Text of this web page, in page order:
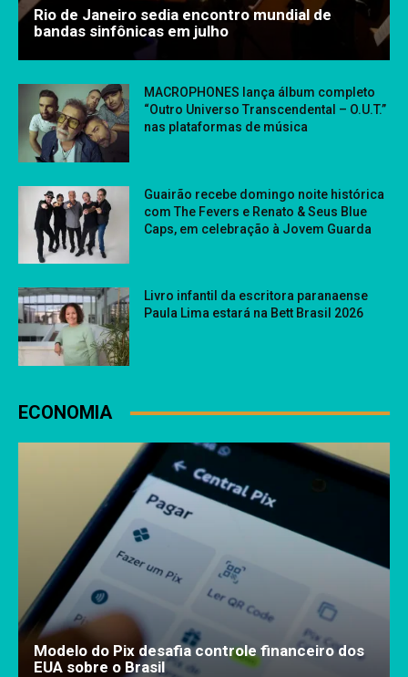
Rio de Janeiro sedia encontro mundial de
bandas sinfônicas em julho
MACROPHONES lança álbum completo
“Outro Universo Transcendental – O.U.T.”
nas plataformas de música
Guairão recebe domingo noite histórica
com The Fevers e Renato & Seus Blue
Caps, em celebração à Jovem Guarda
Livro infantil da escritora paranaense
Paula Lima estará na Bett Brasil 2026
ECONOMIA
Modelo do Pix desafia controle financeiro dos
EUA sobre o Brasil